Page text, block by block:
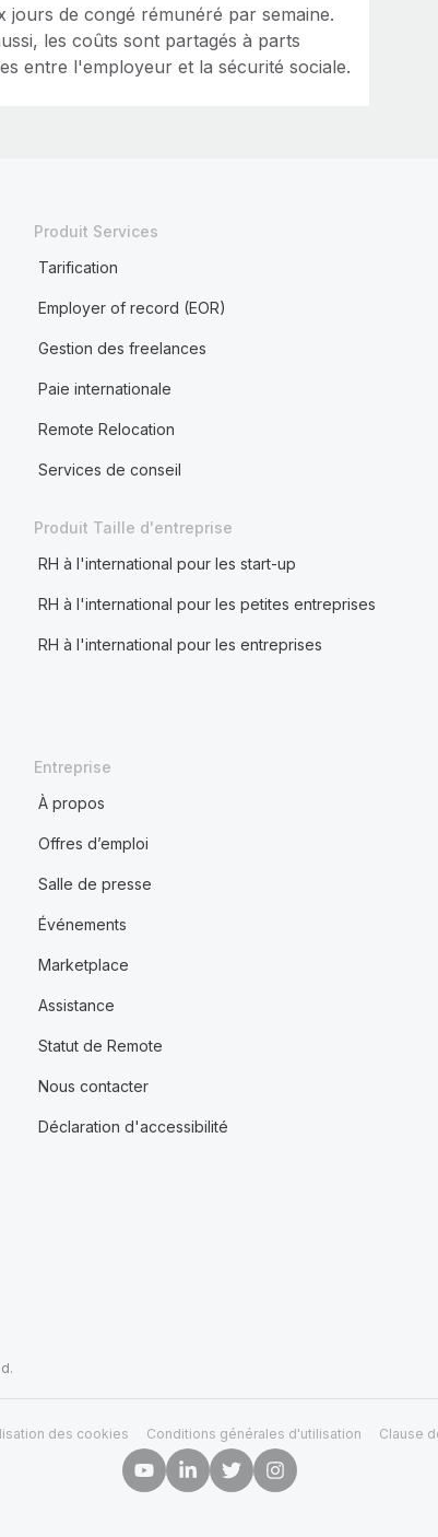
jours de congé rémunéré par semaine.
les coûts sont partagés à parts
entre l'employeur et la sécurité sociale.
Produit Services
Tarification
Employer of record (EOR)
Gestion des freelances
Paie internationale
Remote Relocation
Services de conseil
Produit Taille d'entreprise
RH à l'international pour les start-up
RH à l'international pour les petites entreprises
RH à l'international pour les entreprises
Entreprise
À propos
Offres d’emploi
Salle de presse
Événements
Marketplace
Assistance
Statut de Remote
Nous contacter
Déclaration d'accessibilité
des cookies Conditions générales d'utilisation Clause